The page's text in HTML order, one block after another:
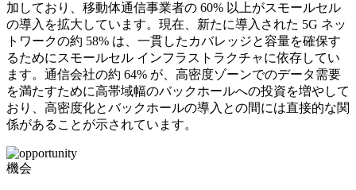
加しており、移動体通信事業者の 60% 以上がスモールセル
の導入を拡大しています。現在、新たに導入された 5G ネッ
トワークの約 58% は、一貫したカバレッジと容量を確保す
るためにスモールセル インフラストラクチャに依存してい
ます。通信会社の約 64% が、高密度ゾーンでのデータ需要
を満たすために高帯域幅のバックホールへの投資を増やして
おり、高密度化とバックホールの導入との間には直接的な関
係があることが示されています。
機会